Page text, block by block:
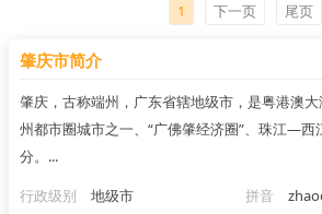
1 下一页 尾页
肇庆市简介
肇庆，古称端州，广东省辖地级市，是粤港澳
州都市圈城市之一、“广佛肇经济圈”、珠江—西
分。...
行政级别
地级市 拼音